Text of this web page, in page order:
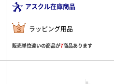
アスクル在庫商品
ラッピング用品
販売単位違いの商品が7商品あります